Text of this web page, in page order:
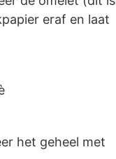
eraf en laat
het geheel met